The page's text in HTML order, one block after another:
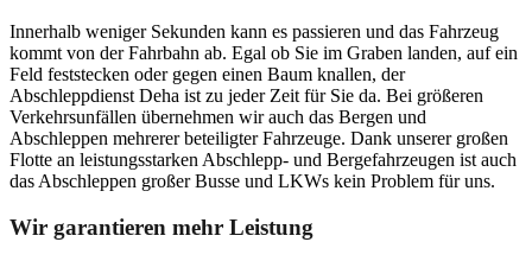
Innerhalb weniger Sekunden kann es passieren und das Fahrzeug
kommt von der Fahrbahn ab. Egal ob Sie im Graben landen, auf ein
Feld feststecken oder gegen einen Baum knallen, der
Abschleppdienst Deha ist zu jeder Zeit für Sie da. Bei größeren
Verkehrsunfällen übernehmen wir auch das Bergen und
Abschleppen mehrerer beteiligter Fahrzeuge. Dank unserer großen
Flotte an leistungsstarken Abschlepp- und Bergefahrzeugen ist auch
das Abschleppen großer Busse und LKWs kein Problem für uns.
Wir garantieren mehr Leistung